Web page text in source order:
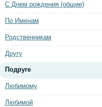
С Днем рождения (общие)
По Именам
Родственникам
Другу
Подруге
Любимому
Любимой